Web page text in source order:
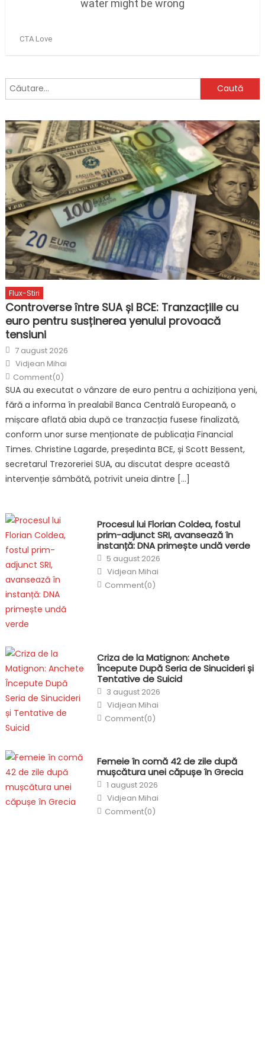
Caută
după:
Flux-Stiri
Controverse între SUA și BCE: Tranzacțiile cu
euro pentru susținerea yenului provoacă
tensiuni
Posted
on
7 august 2026
Author
Vidjean Mihai
Comment(0)
SUA au executat o vânzare de euro pentru a achiziționa yeni,
fără a informa în prealabil Banca Centrală Europeană, o
mișcare aflată abia după ce tranzacția fusese finalizată,
conform unor surse menționate de publicația Financial
Times. Christine Lagarde, președinta BCE, și Scott Bessent,
secretarul Trezoreriei SUA, au discutat despre această
intervenție sâmbătă, potrivit uneia dintre […]
Procesul lui Florian Coldea, fostul
prim-adjunct SRI, avansează în
instanță: DNA primește undă verde
Posted
on
5 august 2026
Author
Vidjean Mihai
Comment(0)
Criza de la Matignon: Anchete
Începute După Seria de Sinucideri și
Tentative de Suicid
Posted
on
3 august 2026
Author
Vidjean Mihai
Comment(0)
Femeie în comă 42 de zile după
mușcătura unei căpușe în Grecia
Posted
on
1 august 2026
Author
Vidjean Mihai
Comment(0)